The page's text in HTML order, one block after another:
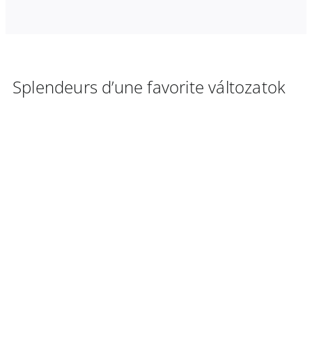
Splendeurs d’une favorite változatok